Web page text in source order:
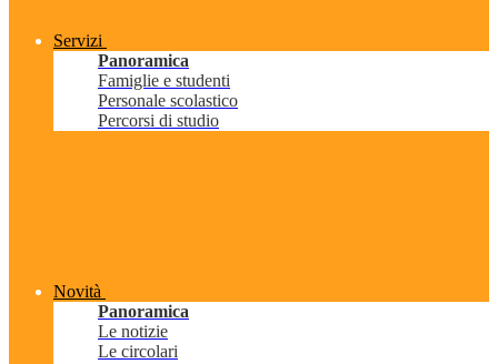
Servizi
Panoramica
Famiglie e studenti
Personale scolastico
Percorsi di studio
Novità
Panoramica
Le notizie
Le circolari